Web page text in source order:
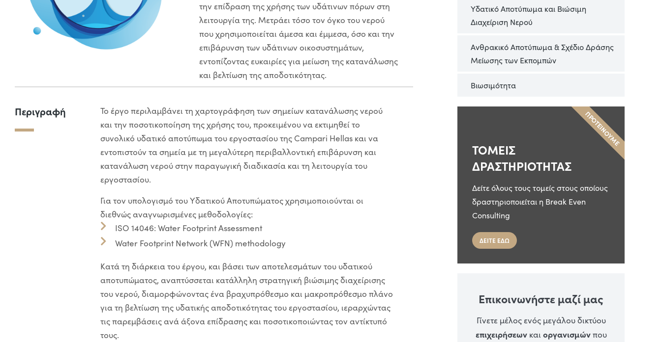
την επίδραση της χρήσης των υδάτινων πόρων στη
λειτουργία της. Μετράει τόσο τον όγκο του νερού
που χρησιμοποιείται άμεσα και έμμεσα, όσο και την
επιβάρυνση των υδάτινων οικοσυστημάτων,
εντοπίζοντας ευκαιρίες για μείωση της κατανάλωσης
και βελτίωση της αποδοτικότητας.
Περιγραφή
Το έργο περιλαμβάνει τη χαρτογράφηση των σημείων κατανάλωσης νερού
και την ποσοτικοποίηση της χρήσης του, προκειμένου να εκτιμηθεί το
συνολικό υδατικό αποτύπωμα του εργοστασίου της Campari Hellas και να
εντοπιστούν τα σημεία με τη μεγαλύτερη περιβαλλοντική επιβάρυνση και
κατανάλωση νερού στην παραγωγική διαδικασία και τη λειτουργία του
εργοστασίου.
Για τον υπολογισμό του Υδατικού Αποτυπώματος χρησιμοποιούνται οι
διεθνώς αναγνωρισμένες μεθοδολογίες:
ISO 14046: Water Footprint Assessment
Water Footprint Network (WFN) methodology
Κατά τη διάρκεια του έργου, και βάσει των αποτελεσμάτων του υδατικού
αποτυπώματος, αναπτύσσεται κατάλληλη στρατηγική βιώσιμης διαχείρισης
του νερού, διαμορφώνοντας ένα βραχυπρόθεσμο και μακροπρόθεσμο πλάνο
για τη βελτίωση της υδατικής αποδοτικότητας του εργοστασίου, ιεραρχώντας
τις παρεμβάσεις ανά άξονα επίδρασης και ποσοτικοποιώντας τον αντίκτυπό
τους.
Υδατικό Αποτύπωμα και Βιώσιμη
Διαχείριση Νερού
Ανθρακικό Αποτύπωμα & Σχέδιο Δράσης
Μείωσης των Εκπομπών
Βιωσιμότητα
ΤΟΜΕΙΣ
ΔΡΑΣΤΗΡΙΟΤΗΤΑΣ
Δείτε όλους τους τομείς στους οποίους
δραστηριοποιείται η Break Even
Consulting
ΔΕΙΤΕ ΕΔΩ
ΠΡΟΤΕΙΝΟΥΜΕ
Επικοινωνήστε μαζί μας
Γίνετε μέλος ενός μεγάλου δικτύου
επιχειρήσεωνκαι οργανισμώνπου